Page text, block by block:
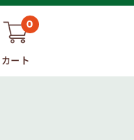
0
カート